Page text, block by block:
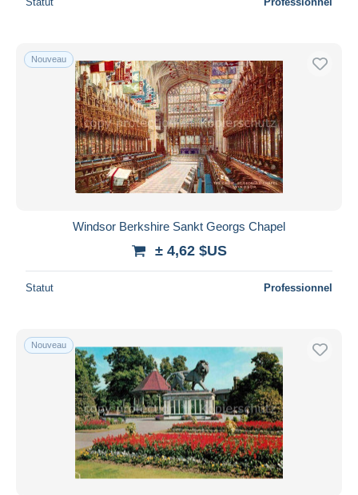
Nouveau
Windsor Berkshire Sankt Georgs Chapel
± 4,62 $US
Statut Professionnel
Nouveau